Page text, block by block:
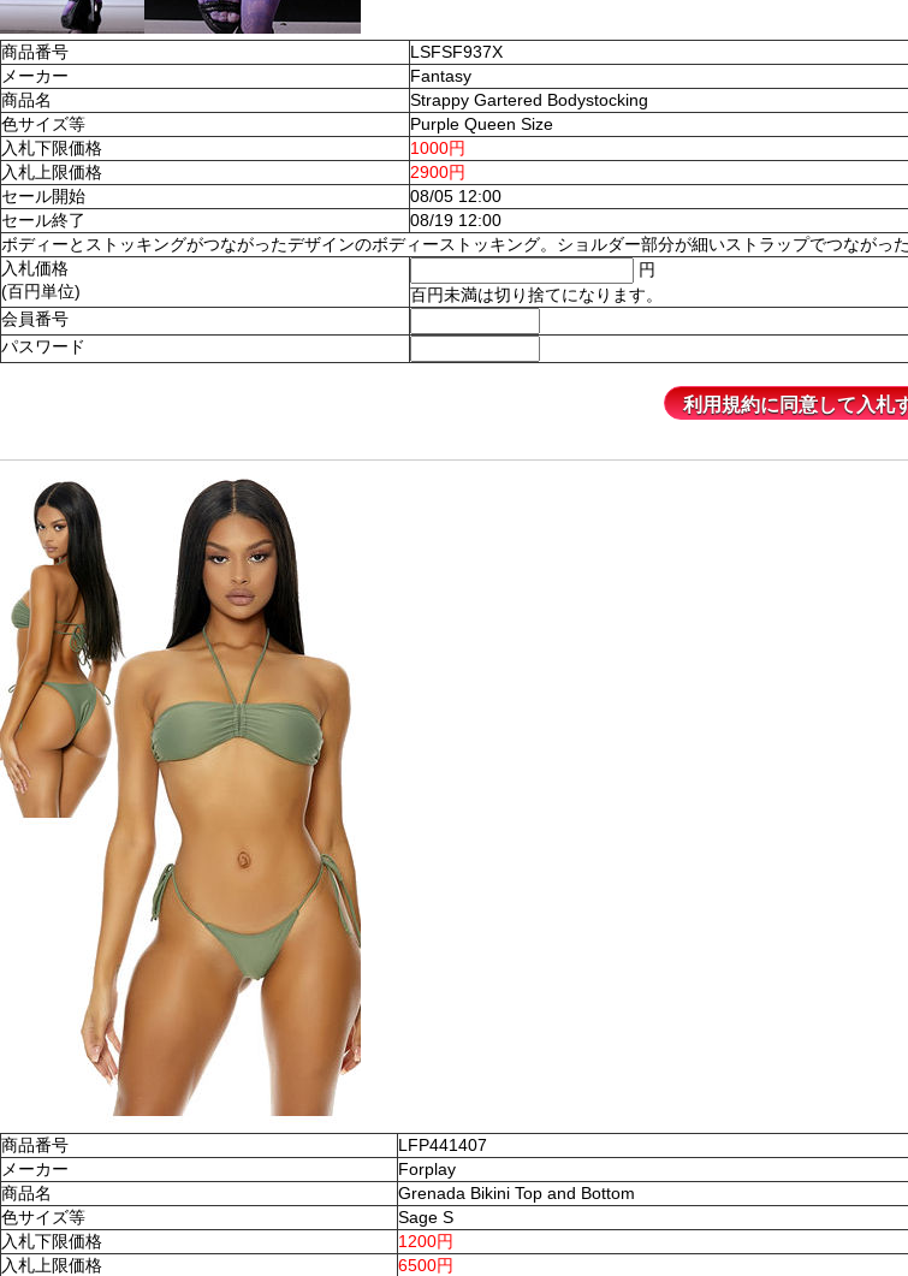
商品番号
LSFSF937X
メーカー
Fantasy
商品名
Strappy Gartered Bodystocking
色サイズ等
Purple Queen Size
入札下限価格
1000円
入札上限価格
2900円
セール開始
08/05 12:00
セール終了
08/19 12:00
ボディーとストッキングがつながったデザインのボディーストッキング。ショルダー部分が細いストラップでつながっ
入札価格
(百円単位)
円
百円未満は切り捨てになります。
会員番号
パスワード
商品番号
LFP441407
メーカー
Forplay
商品名
Grenada Bikini Top and Bottom
色サイズ等
Sage S
入札下限価格
1200円
入札上限価格
6500円